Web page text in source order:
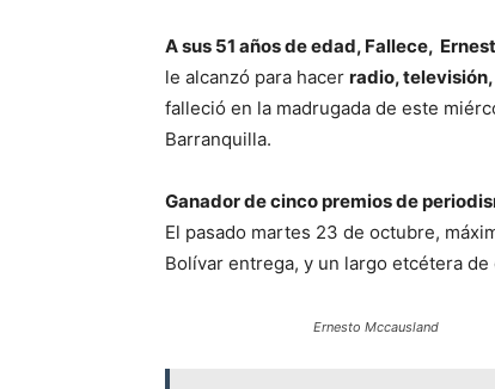
A sus 51 años de edad, Fallece,
le alcanzó para hacer radio,
falleció en la madrugada de este
Barranquilla.
Ganador de cinco premios de
El pasado martes 23 de octubre,
Bolívar entrega, y un largo etcétera
Ernesto Mccausland